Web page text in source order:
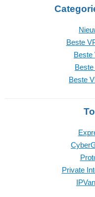
Beste
Beste
Beste
Private